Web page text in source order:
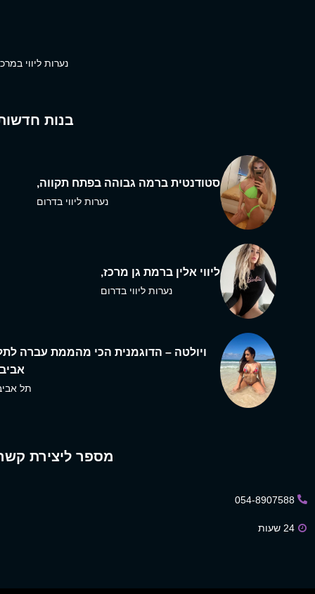
נערות ליווי
בנות
סטודנטית ברמה גבוהה בפתח תקווה,
נערות ליווי בדרום
ליווי אלין ברמת גן מרכז,
נערות ליווי בדרום
ויולטה – הדוגמנית הכי מהממת עברה
תל
מספר ליצירת
054-8907588
24 שעות